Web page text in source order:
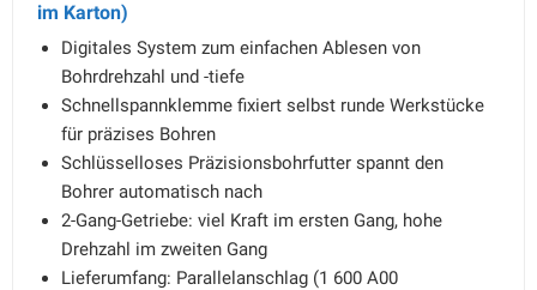
im Karton)
Digitales System zum einfachen Ablesen von
Bohrdrehzahl und -tiefe
Schnellspannklemme fixiert selbst runde Werkstücke
für präzises Bohren
Schlüsselloses Präzisionsbohrfutter spannt den
Bohrer automatisch nach
2-Gang-Getriebe: viel Kraft im ersten Gang, hohe
Drehzahl im zweiten Gang
Lieferumfang: Parallelanschlag (1 600 A00